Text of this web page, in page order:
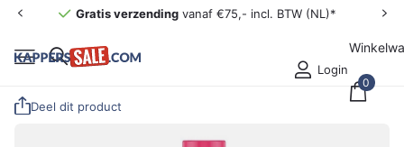
Gratis verzending vanaf €75,- incl. BTW (NL)*
Login
0
Deel dit product